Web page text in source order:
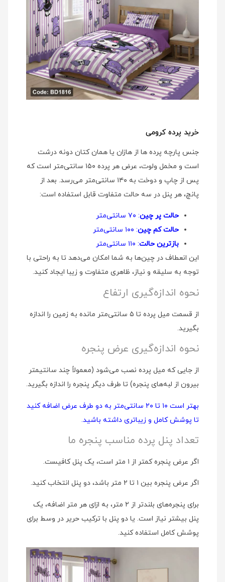
خرید پرده کرومی
جنس پارچه پرده ها از هازان یا همان کتان دونه درشت
است و مخمل ولوت، عرض هر پرده ۱۵۰ سانتی‌متر است که
پس از چاپ و دوخت به ۱۴۰ سانتی‌متر می‌رسد. بعد از
پانچ، هر پنل در سه حالت متفاوت قابل استفاده است:
حالت پر چین: ۷۰ سانتی‌متر
حالت کم چین: ۱۰۰ سانتی‌متر
بازترین حالت: ۱۱۰ سانتی‌متر
این انعطاف در چین‌ها به شما امکان می‌دهد تا به راحتی با
توجه به سلیقه و نیاز، ظاهری متفاوت و زیبا ایجاد کنید.
نحوه اندازه‌گیری ارتفاع
از قسمت میل پرده تا ۵ سانتی‌متر مانده به زمین را اندازه
بگیرید.
نحوه اندازه‌گیری عرض پنجره
از جایی که میل پرده نصب می‌شود (معمولاً چند سانتیمتر
بیرون از لبه‌های پنجره) تا طرف دیگر پنجره را اندازه بگیرید.
بهتر است ۱۰ تا ۲۰ سانتی‌متر به دو طرف عرض اضافه کنید
تا پوشش کامل و زیباتری داشته باشید.
تعداد پنل پرده مناسب پنجره ما
اگر عرض پنجره کمتر از ۱ متر است، یک پنل کافیست.
اگر عرض پنجره بین ۱ تا ۲ متر باشد، دو پنل انتخاب کنید.
برای پنجره‌های بلندتر از ۲ متر، به ازای هر متر اضافه، یک
پنل بیشتر نیاز است. یا دو پنل با ترکیب حریر در وسط برای
پوشش کامل استفاده کنید.